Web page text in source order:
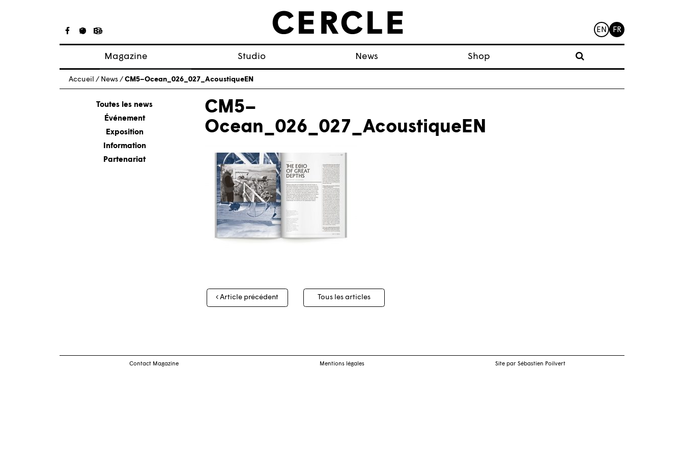
EN FR
Magazine
Articles
À propos
Numéros
Studio News Shop
Accueil / News / CM5–Ocean_026_027_AcoustiqueEN
Toutes les news
Événement
Exposition
Information
Partenariat
CM5–
Ocean_026_027_AcoustiqueEN
Navigation
des
Article précédent Tous les articles
Contact Magazine Mentions légales Site par Sébastien Poilvert